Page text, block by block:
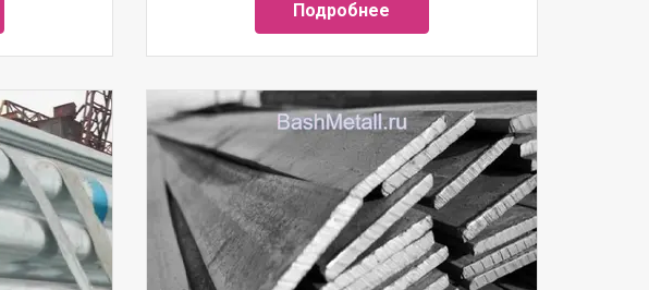
Подробнее